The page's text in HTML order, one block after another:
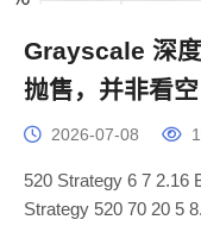
Grayscale 深
抛售，并非看
2026-07-08
520 Strategy 6 7 2.16
Strategy 520 70 20 5